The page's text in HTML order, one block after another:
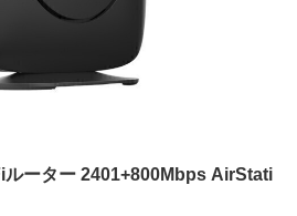
ーター 2401+800Mbps AirStati